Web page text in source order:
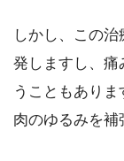
しかし、この
発しますし、痛
うこともあり
肉のゆるみを補